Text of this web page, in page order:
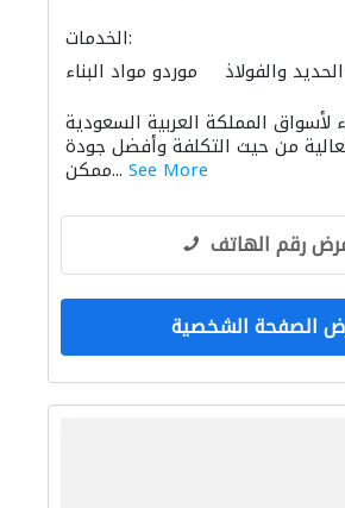
الخدمات:
موردو مواد البناء
والفولاذ
الحديد والأدوات المعدنية
لأسواق المملكة العربية السعودية
من حيث التكلفة وأفضل جودة
ممكن... See More
رقم الهاتف
الصفحة الشخصية